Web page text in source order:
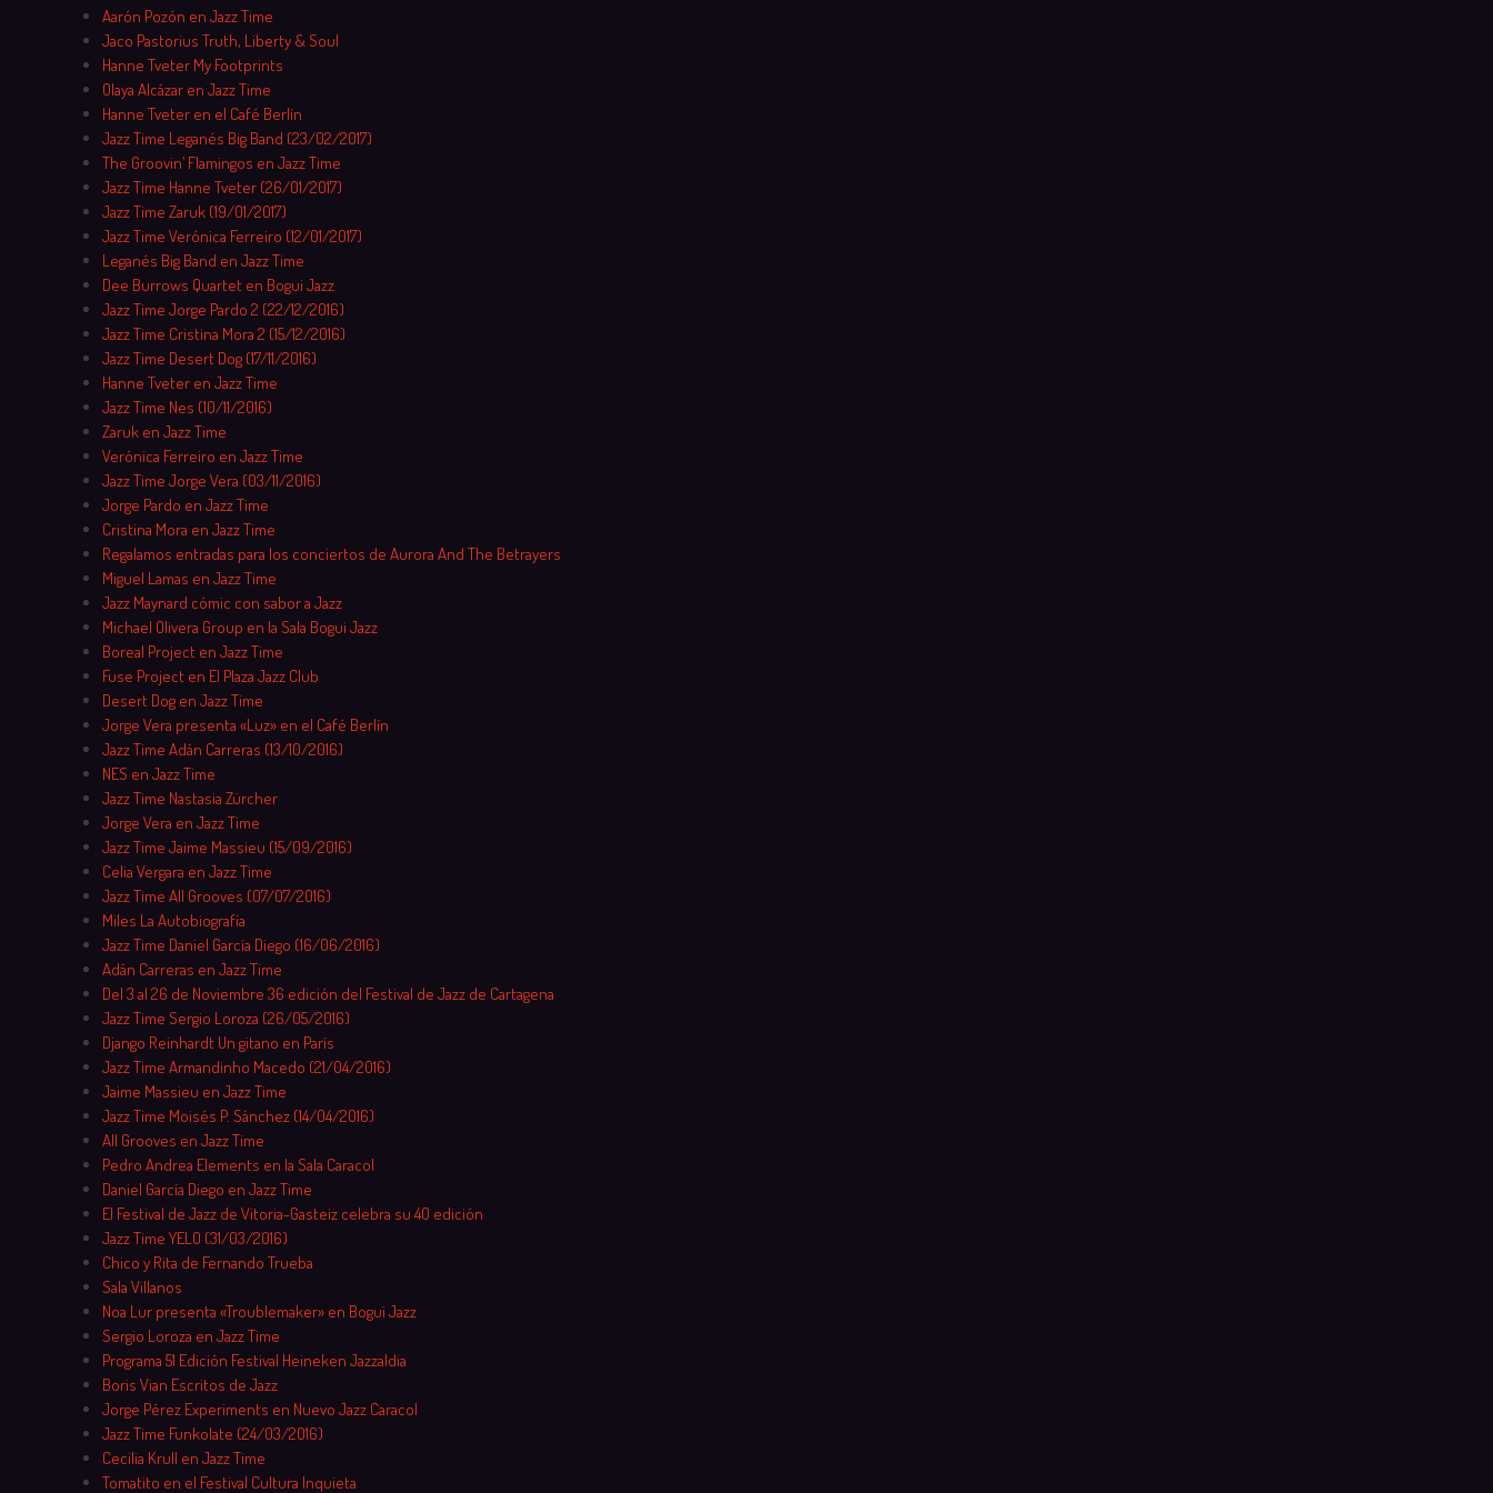
Aarón Pozón en Jazz Time
Jaco Pastorius Truth, Liberty & Soul
Hanne Tveter My Footprints
Olaya Alcázar en Jazz Time
Hanne Tveter en el Café Berlín
Jazz Time Leganés Big Band (23/02/2017)
The Groovin’ Flamingos en Jazz Time
Jazz Time Hanne Tveter (26/01/2017)
Jazz Time Zaruk (19/01/2017)
Jazz Time Verónica Ferreiro (12/01/2017)
Leganés Big Band en Jazz Time
Dee Burrows Quartet en Bogui Jazz
Jazz Time Jorge Pardo 2 (22/12/2016)
Jazz Time Cristina Mora 2 (15/12/2016)
Jazz Time Desert Dog (17/11/2016)
Hanne Tveter en Jazz Time
Jazz Time Nes (10/11/2016)
Zaruk en Jazz Time
Verónica Ferreiro en Jazz Time
Jazz Time Jorge Vera (03/11/2016)
Jorge Pardo en Jazz Time
Cristina Mora en Jazz Time
Regalamos entradas para los conciertos de Aurora And The Betrayers
Miguel Lamas en Jazz Time
Jazz Maynard cómic con sabor a Jazz
Michael Olivera Group en la Sala Bogui Jazz
Boreal Project en Jazz Time
Fuse Project en El Plaza Jazz Club
Desert Dog en Jazz Time
Jorge Vera presenta «Luz» en el Café Berlín
Jazz Time Adán Carreras (13/10/2016)
NES en Jazz Time
Jazz Time Nastasia Zürcher
Jorge Vera en Jazz Time
Jazz Time Jaime Massieu (15/09/2016)
Celia Vergara en Jazz Time
Jazz Time All Grooves (07/07/2016)
Miles La Autobiografía
Jazz Time Daniel García Diego (16/06/2016)
Adán Carreras en Jazz Time
Del 3 al 26 de Noviembre 36 edición del Festival de Jazz de Cartagena
Jazz Time Sergio Loroza (26/05/2016)
Django Reinhardt Un gitano en París
Jazz Time Armandinho Macedo (21/04/2016)
Jaime Massieu en Jazz Time
Jazz Time Moisés P. Sánchez (14/04/2016)
All Grooves en Jazz Time
Pedro Andrea Elements en la Sala Caracol
Daniel García Diego en Jazz Time
El Festival de Jazz de Vitoria-Gasteiz celebra su 40 edición
Jazz Time YELO (31/03/2016)
Chico y Rita de Fernando Trueba
Sala Villanos
Noa Lur presenta «Troublemaker» en Bogui Jazz
Sergio Loroza en Jazz Time
Programa 51 Edición Festival Heineken Jazzaldia
Boris Vian Escritos de Jazz
Jorge Pérez Experiments en Nuevo Jazz Caracol
Jazz Time Funkolate (24/03/2016)
Cecilia Krull en Jazz Time
Tomatito en el Festival Cultura Inquieta